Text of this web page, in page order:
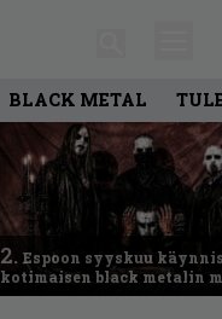
BLACK METAL
2. Espoon syyskuu
kotimaisen black metalin